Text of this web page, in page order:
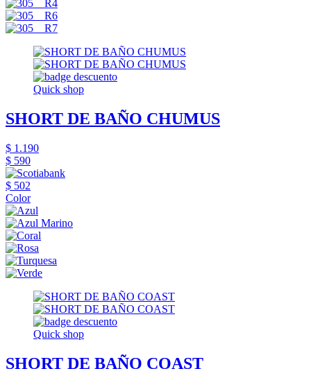
Quick shop
SHORT DE BAÑO CHUMUS
$ 1.190
$ 590
$ 502
Color
Quick shop
SHORT DE BAÑO COAST